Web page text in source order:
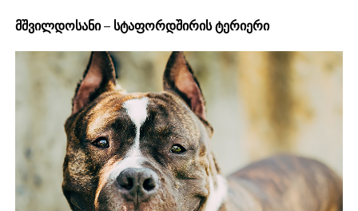
მშვილდოსანი – სტაფორდშირის ტერიერი